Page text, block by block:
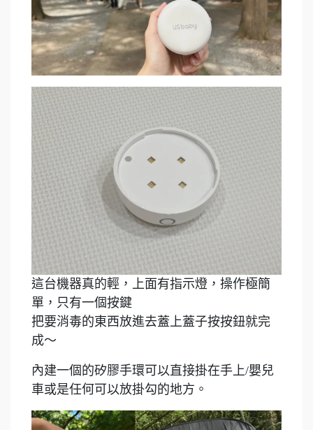
這台機器真的輕，上面有指示燈，操作極簡
單，只有一個按鍵
把要消毒的東西放進去蓋上蓋子按按鈕就完
成～
內建一個的矽膠手環可以直接掛在手上/嬰兒
車或是任何可以放掛勾的地方。